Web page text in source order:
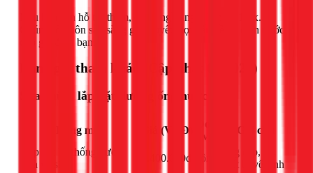
Nếu bạn cần hỗ trợ thêm, đừng ngần ngại liên hệ 1Fix.
Chúng tôi luôn sẵn sàng giải quyết mọi vấn đề về điện nước
cho gia đình bạn.
Bảng giá tham khảo (Cập nhật 03/2026)
Sửa chữa, lắp đặt đường ống nước
Hạng mục Giá (VNĐ)
vị
Ghi chú
Lắp đặt hệ thống nước
nhà vệ sinh
1.400.000đ công
Ống cấp, xả,
thiết bị vệ sinh